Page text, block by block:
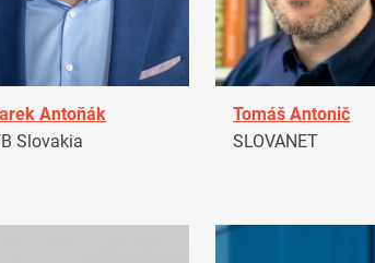
Antoňák
Slovakia
Tomáš Antonič
SLOVANET